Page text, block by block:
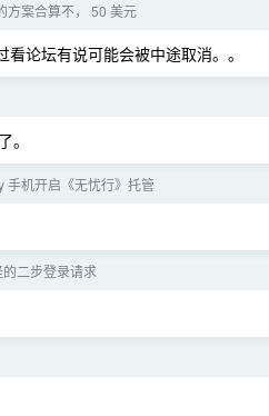
方案合算不， 50 美元
论坛有说可能会被中途取消。。
机开启《无忧行》托管
二步登录请求